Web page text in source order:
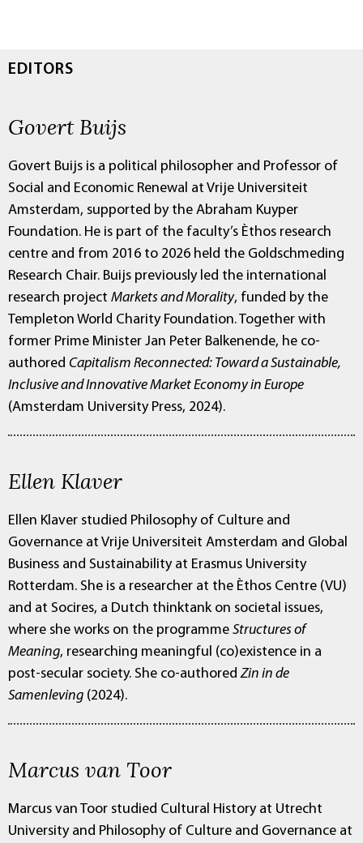
EDITORS
Govert Buijs
Govert Buijs is a political philosopher and Professor of
Social and Economic Renewal at Vrije Universiteit
Amsterdam, supported by the Abraham Kuyper
Foundation. He is part of the faculty’s Èthos research
centre and from 2016 to 2026 held the Goldschmeding
Research Chair. Buijs previously led the international
research project Markets and Morality, funded by the
Templeton World Charity Foundation. Together with
former Prime Minister Jan Peter Balkenende, he co-
authored Capitalism Reconnected: Toward a Sustainable,
Inclusive and Innovative Market Economy in Europe
(Amsterdam University Press, 2024).
Ellen Klaver
Ellen Klaver studied Philosophy of Culture and
Governance at Vrije Universiteit Amsterdam and Global
Business and Sustainability at Erasmus University
Rotterdam. She is a researcher at the Èthos Centre (VU)
and at Socires, a Dutch thinktank on societal issues,
where she works on the programme Structures of
Meaning, researching meaningful (co)existence in a
post-secular society. She co-authoredZin in de
Samenleving (2024).
Marcus van Toor
Marcus van Toor studied Cultural History at Utrecht
University and Philosophy of Culture and Governance at